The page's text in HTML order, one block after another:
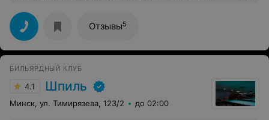
мраморные полы, всё новенькое.Но самое главное что
порадовало больше всего это адекватная цена на
услуги. В общем большое спасибо вам. :))
Отзывы5
БИЛЬЯРДНЫЙ КЛУБ
4.1 Шпиль
Минск, ул. Тимирязева, 123/2 до 02:00